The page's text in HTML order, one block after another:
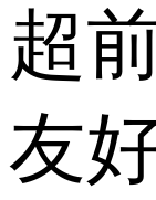
超
友